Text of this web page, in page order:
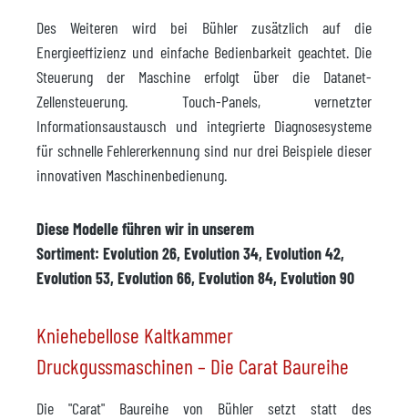
Des Weiteren wird bei Bühler zusätzlich auf die
Energieeffizienz und einfache Bedienbarkeit geachtet. Die
Steuerung der Maschine erfolgt über die Datanet-
Zellensteuerung. Touch-Panels, vernetzter
Informationsaustausch und integrierte Diagnosesysteme
für schnelle Fehlererkennung sind nur drei Beispiele dieser
innovativen Maschinenbedienung.
Diese Modelle führen wir in unserem
Sortiment: Evolution 26, Evolution 34, Evolution 42,
Evolution 53, Evolution 66, Evolution 84, Evolution 90
Kniehebellose Kaltkammer
Druckgussmaschinen – Die Carat Baureihe
Die "Carat" Baureihe von Bühler setzt statt des